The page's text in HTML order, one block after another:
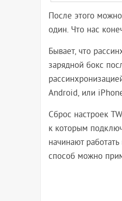
После этого
один. Что нас
Бывает, что
зарядной бокс
Android, или
Сброс настроек
к которым
начинают
способ можно